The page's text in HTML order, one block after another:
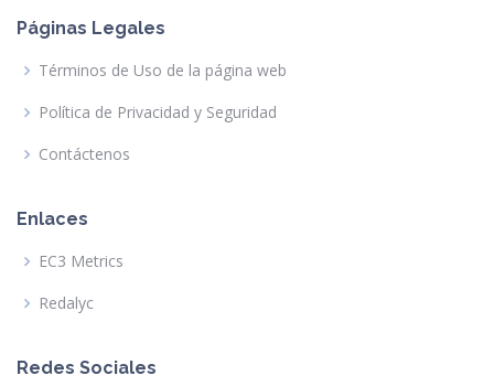
Páginas Legales
Términos de Uso de la página web
Política de Privacidad y Seguridad
Contáctenos
Enlaces
EC3 Metrics
Redalyc
Redes Sociales